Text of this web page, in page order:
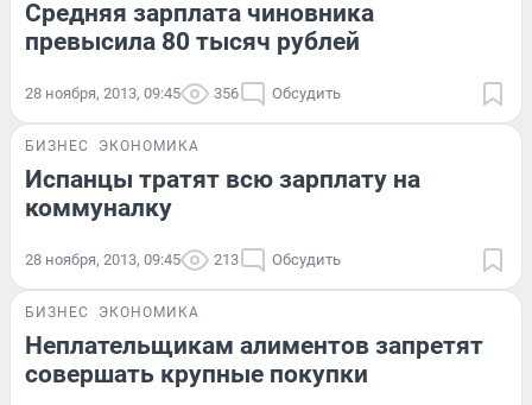
Средняя зарплата чиновника
превысила 80 тысяч рублей
28 ноября, 2013, 09:45 356 Обсудить
БИЗНЕС ЭКОНОМИКА
Испанцы тратят всю зарплату на
коммуналку
28 ноября, 2013, 09:45 213 Обсудить
БИЗНЕС ЭКОНОМИКА
Неплательщикам алиментов запретят
совершать крупные покупки